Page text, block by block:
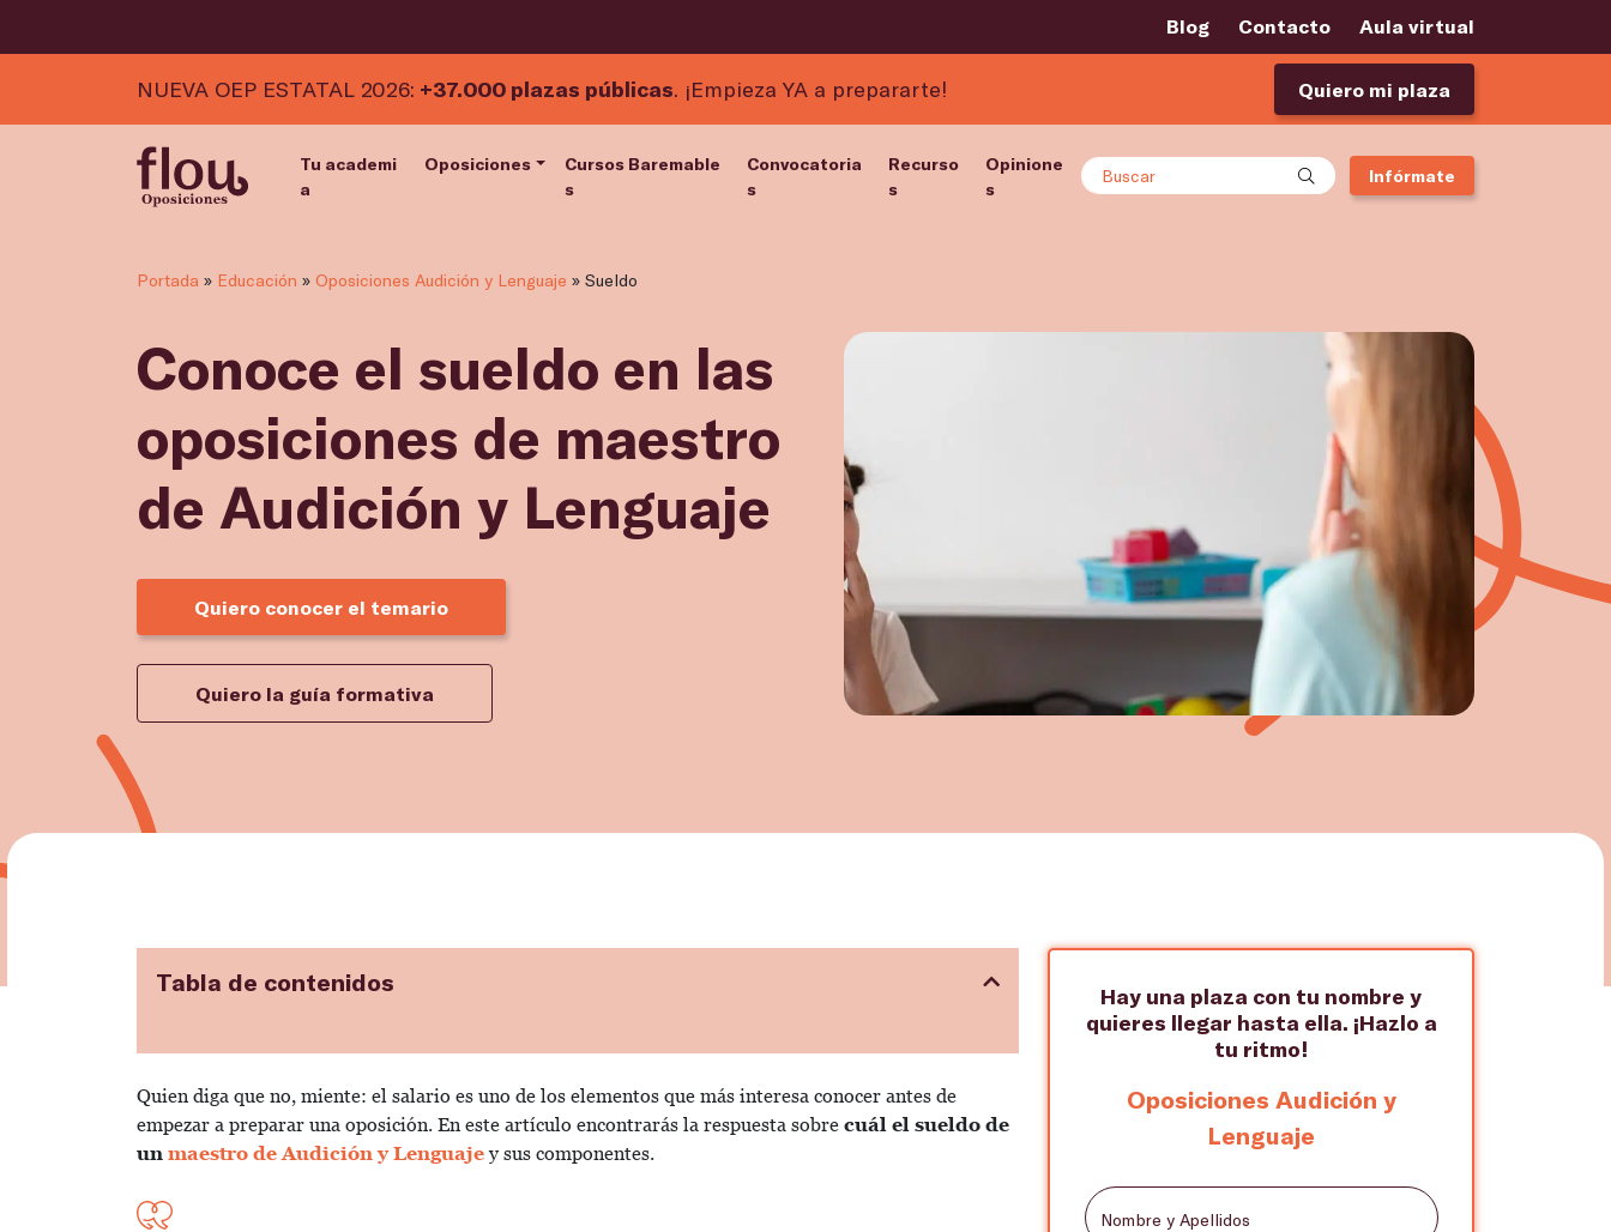
Blog Contacto Aula virtual
NUEVA OEP ESTATAL 2026: +37.000 plazas públicas. ¡Empieza YA a prepararte! Quiero mi plaza
Tu academi
a
Oposiciones
Cursos Baremable
s
Convocatoria
s
Recurso
s
Opinione
s
Buscar Infórmate
Portada » Educación » Oposiciones Audición y Lenguaje » Sueldo
Conoce el sueldo en las
oposiciones de maestro
de Audición y Lenguaje
Quiero conocer el temario
Quiero la guía formativa
Tabla de contenidos
Quien diga que no, miente: el salario es uno de los elementos que más interesa conocer antes de
empezar a preparar una oposición. En este artículo encontrarás la respuesta sobre cuál el sueldo de
un maestro de Audición y Lenguaje y sus componentes.
Hay una plaza con tu nombre y
quieres llegar hasta ella. ¡Hazlo a
tu ritmo!
Oposiciones Audición y
Lenguaje
Nombre y Apellidos